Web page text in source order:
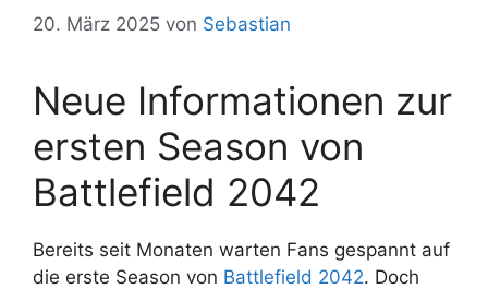
20. März 2025 von Sebastian
Neue Informationen zur
ersten Season von
Battlefield 2042
Bereits seit Monaten warten Fans gespannt auf
die erste Season von Battlefield 2042. Doch